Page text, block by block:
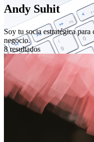
Andy Suhit
Soy tu socia estratégica
negocio.
8 resultados